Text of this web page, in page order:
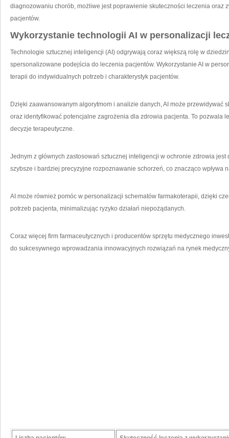
diagnozowaniu chorób, możliwe jest poprawienie skuteczności leczenia oraz
pacjentów.
Wykorzystanie technologii AI w personalizacji
Technologie sztucznej inteligencji ‌(AI) ⁤odgrywają coraz większą rolę w​
spersonalizowane ⁢podejścia do leczenia pacjentów. ​Wykorzystanie AI w
‌terapii do‍ indywidualnych potrzeb i charakterystyk pacjentów.
Dzięki zaawansowanym algorytmom i analizie danych, AI ⁣może​ przewidywać
oraz identyfikować potencjalne zagrożenia dla zdrowia pacjenta.⁣ To pozwala
decyzje terapeutyczne.
Jednym z głównych zastosowań sztucznej inteligencji w ochronie zdrowia
szybsze i bardziej precyzyjne rozpoznawanie schorzeń, co znacząco wpływa
AI może ‍również⁣ pomóc w personalizacji schematów ⁤farmakoterapii, dzięki
‍potrzeb pacjenta, minimalizując ryzyko działań niepożądanych.
Coraz więcej ⁣firm farmaceutycznych i producentów sprzętu medycznego
do sukcesywnego⁢ wprowadzania innowacyjnych rozwiązań na rynek